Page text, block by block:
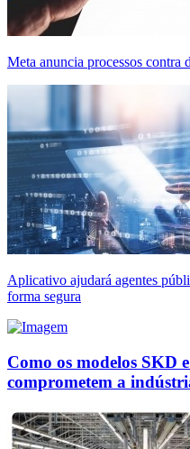
Meta anuncia processos contra
Aplicativo ajudará agentes
forma segura
Como os modelos SKD
comprometem a